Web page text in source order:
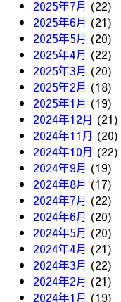
2025年7月 (22)
2025年6月 (21)
2025年5月 (20)
2025年4月 (22)
2025年3月 (20)
2025年2月 (18)
2025年1月 (19)
2024年12月 (21)
2024年11月 (20)
2024年10月 (22)
2024年9月 (19)
2024年8月 (17)
2024年7月 (22)
2024年6月 (20)
2024年5月 (20)
2024年4月 (21)
2024年3月 (22)
2024年2月 (21)
2024年1月 (19)